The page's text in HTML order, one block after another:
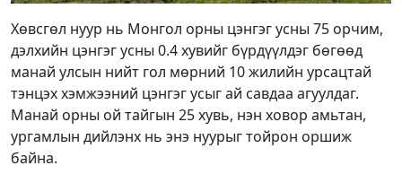
Хөвсгөл нуур нь Монгол орны цэнгэг усны 75 орчим,
дэлхийн цэнгэг усны 0.4 хувийг бүрдүүлдэг бөгөөд
манай улсын нийт гол мөрний 10 жилийн урсацтай
тэнцэх хэмжээний цэнгэг усыг ай савдаа агуулдаг.
Манай орны ой тайгын 25 хувь, нэн ховор амьтан,
ургамлын дийлэнх нь энэ нуурыг тойрон оршиж
байна.